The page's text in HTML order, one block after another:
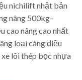
nichilift nhật bản
nâng 500kg–
cao nâng cao nhất
loại càng điều
lõi thép bọc nhựa